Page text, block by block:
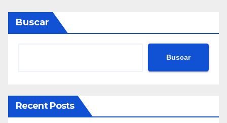
Buscar
Buscar
Recent Posts